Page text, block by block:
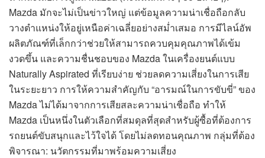
Mazda มักจะไม่เป็นข่าวใหญ่ แต่ข้อมูลความน่าเชื่อถือกลับ
วางตำแหน่งให้อยู่เหนือค่าเฉลี่ยอย่างสม่ำเสมอ การมีไลน์อัพ
ผลิตภัณฑ์ที่เล็กกว่าช่วยให้สามารถควบคุมคุณภาพได้เข้ม
งวดขึ้น และความชื่นชอบของ Mazda ในเครื่องยนต์แบบ
Naturally Aspirated ที่เรียบง่าย ช่วยลดความเสี่ยงในการเสีย
ในระยะยาว การให้ความสำคัญกับ “อารมณ์ในการขับขี่” ของ
Mazda ไม่ได้มาจากการเสียสละความน่าเชื่อถือ ทำให้
Mazda เป็นหนึ่งในตัวเลือกที่สมดุลที่สุดสำหรับผู้ซื้อที่ต้องการ
รถยนต์ขับสนุกและไว้ใจได้ โดยไม่ลดทอนคุณภาพ กลุ่มที่ต้อง
พิจารณา: นวัตกรรมที่มาพร้อมความเสี่ยง